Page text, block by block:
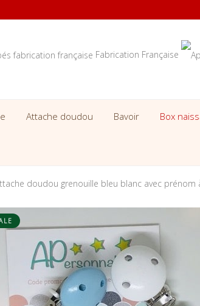
Fabrication Française
Attache doudou Bavoir Box
doudou grenouille bleu blanc avec prénom